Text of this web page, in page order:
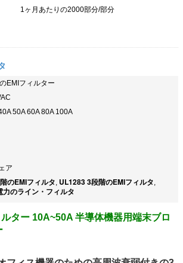
1ヶ月あたりの2000部分/部分
EMIフィルター
50A 60A 80A 100A
ア
のEMIフィルタ, UL1283 3段階のEMIフィルタ,
力のライン・フィルタ
ター 10A~50A 半導体機器用端末ブロ